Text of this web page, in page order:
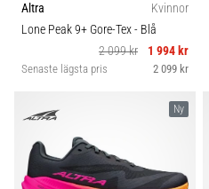
Altra
Kvinnor
Lone Peak 9+ Gore-Tex- Blå
2 099 kr
1 994 kr
Senaste lägsta pris 2 099 kr
Ny